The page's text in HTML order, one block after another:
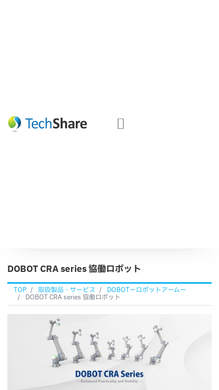
DOBOT CRA series 協働ロボット
TOP 取扱製品・サービス DOBOTーロボットアームー
DOBOT CRA series 協働ロボット